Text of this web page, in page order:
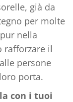
già da
per molte
nella
rafforzare il
persone
porta.
con i tuoi